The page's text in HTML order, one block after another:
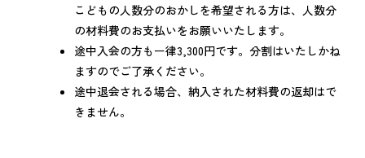
こどもの人数分のおかしを希望される方は、人数分
の材料費のお支払いをお願いいたします。
途中入会の方もー律3,300円です。分割はいたしかね
ますのでご了承ください。
途中退会される場合、納入された材料費の返却はで
きません。